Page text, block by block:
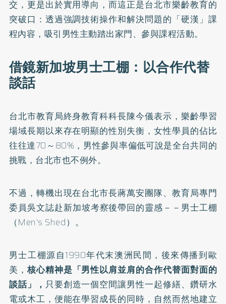
交，更是出於實用導向，而這正是台北市樂齡教育的
突破口：透過強調技術操作和解決問題的「硬漢」課
程內容，吸引男性主動踏出家門、參與課程活動。
借鏡新加坡男士工棚：以合作代替
談話
台北市教育局終身教育科科長陳今儀表示，樂齡學習
場域長期以來存在明顯的性別失衡，女性學員的佔比
往往達70～80%，男性參與率偏低可說是全台共同的
挑戰，台北市也不例外。
不過，轉機出現在台北市長蔣萬安團隊、教育局專門
委員吳文誌赴新加坡考察後帶回的靈感－－男士工棚
（Men's Shed）。
男士工棚源自1990年代末澳洲民間，後來傳播到歐
美， 核心精神是「男性以肩並肩的合作代替面對面的
談話」， 只要創造一個空間讓男性一起修繕、鑽研水
電或木工，便能在學習成長的同時，自然而然地建立